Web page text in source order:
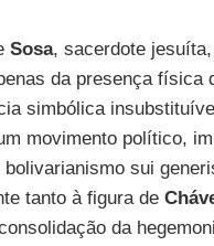
Sosa, sacerdote
da presença física
simbólica
movimento político,
sui
tanto à figura de
da